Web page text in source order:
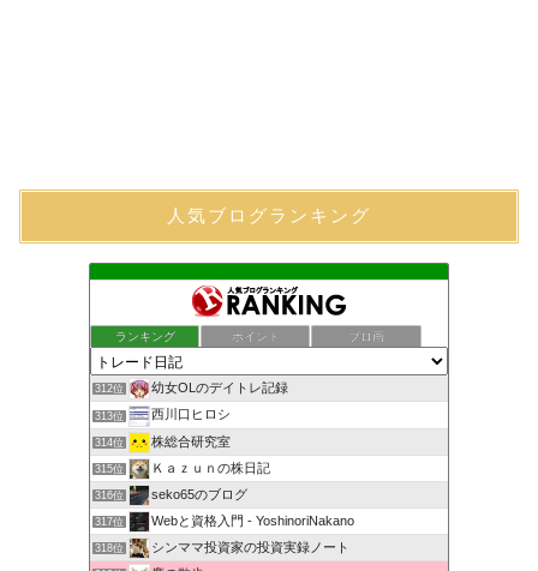
人気ブログランキング
ランキング ポイント ブロ画
312位 幼女OLのデイトレ記録
313位 西川口ヒロシ
314位 株総合研究室
315位 Ｋａｚｕｎの株日記
316位 seko65のブログ
317位 Webと資格入門 - YoshinoriNakano
318位 シンママ投資家の投資実録ノート